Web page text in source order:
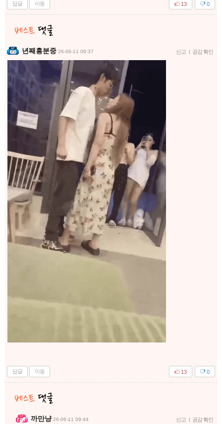
답글 이동 0
13
년째흥분중 26-06-11 09:37 신고 | 공감 확인
답글 이동 0
13
까만냥 26-06-11 09:44 신고 공감 확인